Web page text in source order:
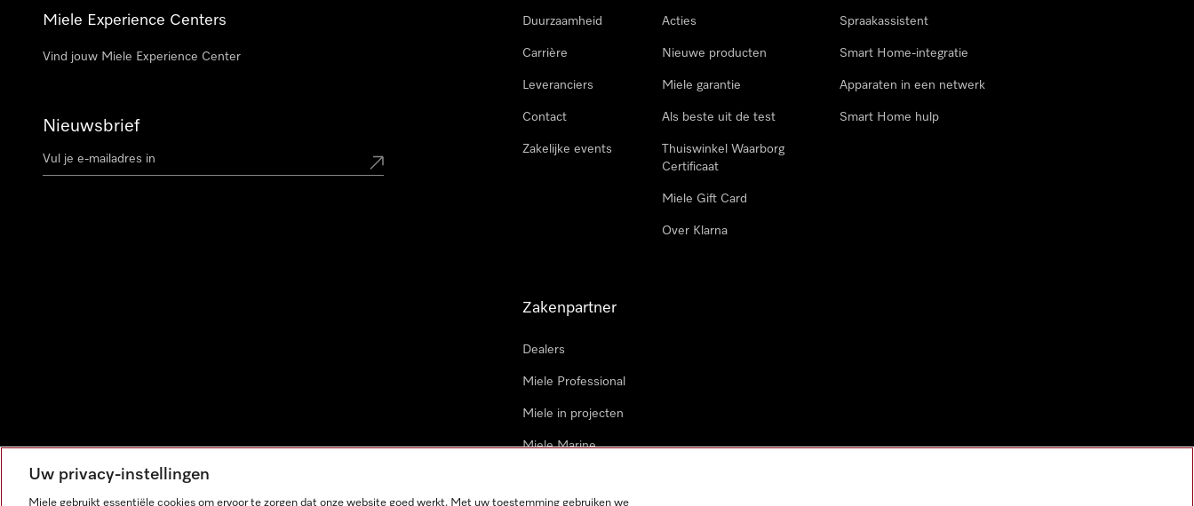
Miele Experience Centers
Vind jouw Miele Experience Center
Nieuwsbrief
Duurzaamheid
Carrière
Leveranciers
Contact
Zakelijke events
Acties
Nieuwe producten
Miele garantie
Als beste uit de test
Thuiswinkel Waarborg
Certificaat
Miele Gift Card
Over Klarna
Spraakassistent
Smart Home-integratie
Apparaten in een netwerk
Smart Home hulp
Zakenpartner
Dealers
Miele Professional
Miele in projecten
Miele Marine
Uw privacy-instellingen
Miele gebruikt essentiële cookies om ervoor te zorgen dat onze website goed werkt. Met uw toestemming gebruiken we